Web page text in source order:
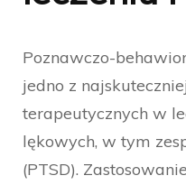
Poznawczo-
jedno z
terapeutycznych w
lękowych, w tym
(PTSD).